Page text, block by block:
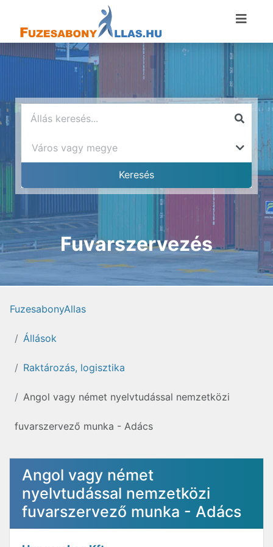
Fuvarszervezés
FuzesabonyAllas
Állások
Raktározás, logisztika
Angol vagy német nyelvtudással nemzetközi
fuvarszervező munka - Adács
Angol vagy német
nyelvtudással nemzetközi
fuvarszervező munka - Adács